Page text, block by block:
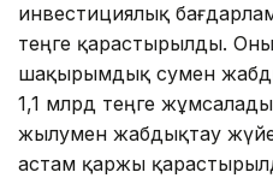
инвестициялық
теңге қарастырылды.
шақырымдық сумен
1,1 млрд теңге
жылумен жабдықтау
астам қаржы